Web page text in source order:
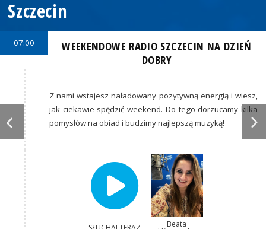
Szczecin
07:00
WEEKENDOWE RADIO SZCZECIN NA DZIEŃ
DOBRY
Z nami wstajesz naładowany pozytywną energią i wiesz,
jak ciekawie spędzić weekend. Do tego dorzucamy kilka
pomysłów na obiad i budzimy najlepszą muzyką!
Beata